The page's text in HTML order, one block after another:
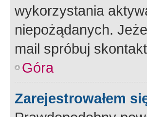
wykorzystania
niepożądanych.
mail spróbuj
Góra
Zarejestrowałem